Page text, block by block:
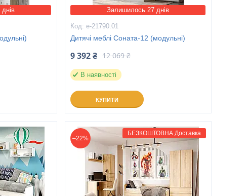
Залишилось 27 днів
е-21790.01
Дитячі меблі Соната-12 (модульні)
9 392 ₴ 12 069 ₴
В наявності
КУПИТИ
БЕЗКОШТОВНА Доставка
–22%